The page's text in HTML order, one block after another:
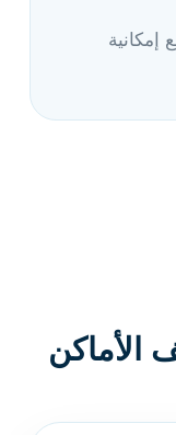
إمكانية
الأماكن